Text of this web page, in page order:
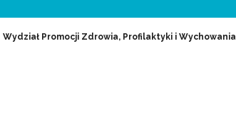
Wydział Promocji Zdrowia, Profilaktyki i Wychowania